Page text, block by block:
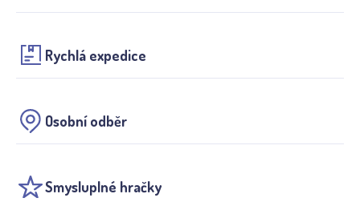
Rychlá expedice
Osobní odběr
Smysluplné hračky